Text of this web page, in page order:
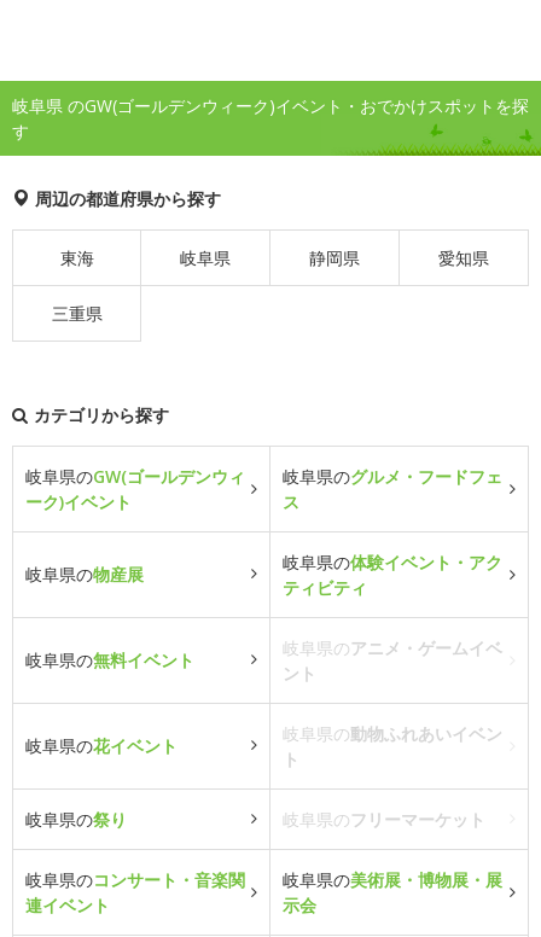
岐阜県 のGW(ゴールデンウィーク)イベント・おでかけスポットを探
す
周辺の都道府県から探す
東海 岐阜県 静岡県 愛知県
三重県
カテゴリから探す
岐阜県のGW(ゴールデンウィ
ーク)イベント
岐阜県のグルメ・フードフェ
ス
岐阜県の物産展
岐阜県の体験イベント・アク
ティビティ
岐阜県の無料イベント
岐阜県のアニメ・ゲームイベ
ント
岐阜県の花イベント
岐阜県の動物ふれあいイベン
ト
岐阜県の祭り 岐阜県のフリーマーケット
岐阜県のコンサート・音楽関
連イベント
岐阜県の美術展・博物展・展
示会